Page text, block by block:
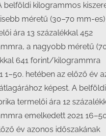
belföldi kilogrammos
méretű (30–70 mm-
ára 13 százalékkal 452
a nagyobb méretű
641 forint/kilogrammra
1–50. hetében az előző év
képest. A belföldi
termelői ára 12
emelkedett 2021
év azonos időszakának